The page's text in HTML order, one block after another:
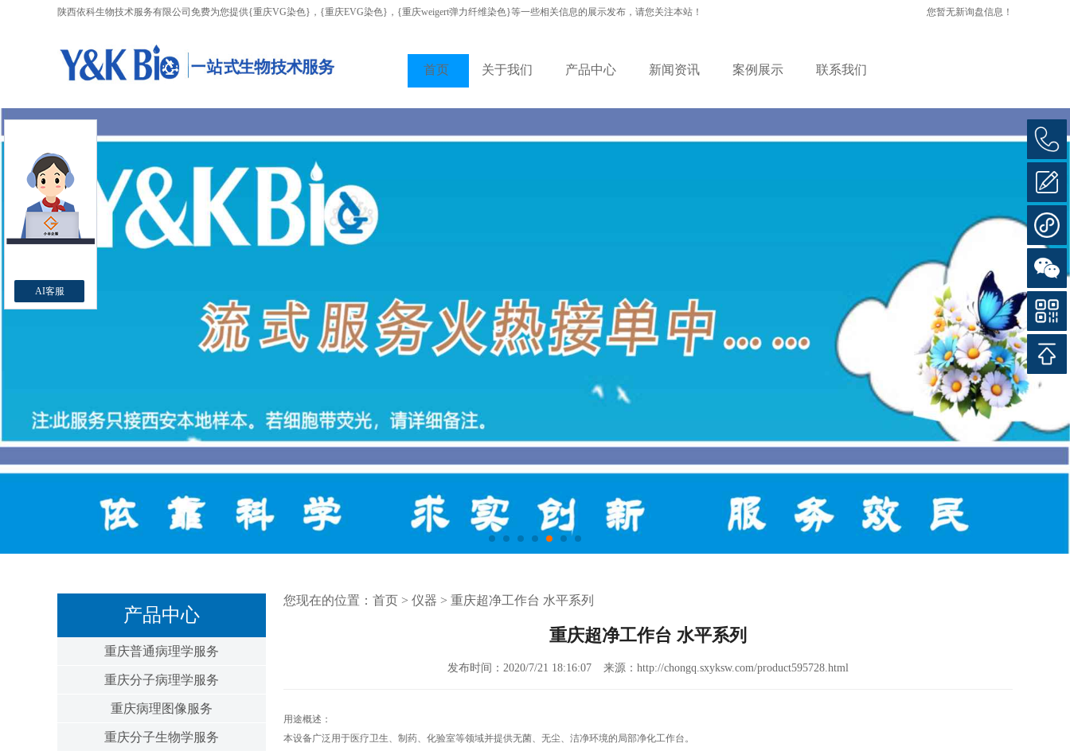
陕西依科生物技术服务有限公司免费为您提供{重庆VG染色} ，{重庆EVG染色}，{重庆weigert弹力纤维染色}等一些相关信息的展示发布，请您关注本站！ 您暂无新询盘信息！
首页 关于我们 产品中心 新闻资讯 案例展示 联系我们
产品中心
重庆普通病理学服务
重庆分子病理学服务
重庆病理图像服务
重庆分子生物学服务
您现在的位置： 首页 > 仪器 > 重庆超净工作台 水平系列
重庆超净工作台 水平系列
发布时间：2020/7/21 18:16:07 来源：http://chongq.sxyksw.com/product595728.html
用途概述：
本设备广泛用于医疗卫生、制药、化验室等领域并提供无菌、无尘、洁净环境的局部净化工作台。
AI客服